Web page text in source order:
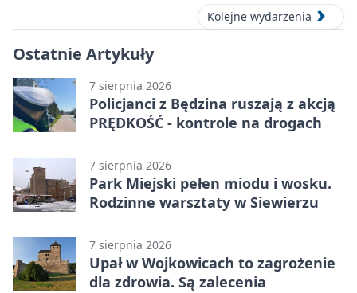
Kolejne wydarzenia
Ostatnie Artykuły
7 sierpnia 2026
Policjanci z Będzina ruszają z akcją
PRĘDKOŚĆ - kontrole na drogach
7 sierpnia 2026
Park Miejski pełen miodu i wosku.
Rodzinne warsztaty w Siewierzu
7 sierpnia 2026
Upał w Wojkowicach to zagrożenie
dla zdrowia. Są zalecenia